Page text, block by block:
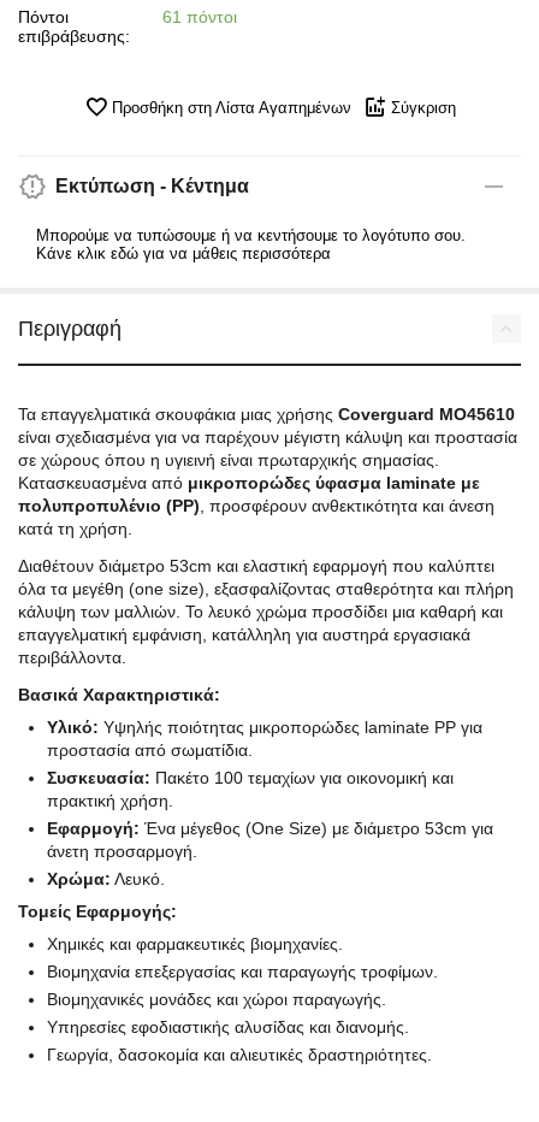
Πόντοι
επιβράβευσης:
61 πόντοι
Προσθήκη στη Λίστα Αγαπημένων Σύγκριση
Εκτύπωση - Κέντημα
Μπορούμε να τυπώσουμε ή να κεντήσουμε το λογότυπο σου.
Κάνε κλικ εδώ για να μάθεις περισσότερα
Περιγραφή
Τα επαγγελματικά σκουφάκια μιας χρήσης Coverguard MO45610
είναι σχεδιασμένα για να παρέχουν μέγιστη κάλυψη και προστασία
σε χώρους όπου η υγιεινή είναι πρωταρχικής σημασίας.
Κατασκευασμένα από μικροπορώδες ύφασμα laminate με
πολυπροπυλένιο (PP) , προσφέρουν ανθεκτικότητα και άνεση
κατά τη χρήση.
Διαθέτουν διάμετρο 53cm και ελαστική εφαρμογή που καλύπτει
όλα τα μεγέθη (one size), εξασφαλίζοντας σταθερότητα και πλήρη
κάλυψη των μαλλιών. Το λευκό χρώμα προσδίδει μια καθαρή και
επαγγελματική εμφάνιση, κατάλληλη για αυστηρά εργασιακά
περιβάλλοντα.
Βασικά Χαρακτηριστικά:
Υλικό: Υψηλής ποιότητας μικροπορώδες laminate PP για
προστασία από σωματίδια.
Συσκευασία: Πακέτο 100 τεμαχίων για οικονομική και
πρακτική χρήση.
Εφαρμογή: Ένα μέγεθος (One Size) με διάμετρο 53cm για
άνετη προσαρμογή.
Χρώμα: Λευκό.
Τομείς Εφαρμογής:
Χημικές και φαρμακευτικές βιομηχανίες.
Βιομηχανία επεξεργασίας και παραγωγής τροφίμων.
Βιομηχανικές μονάδες και χώροι παραγωγής.
Υπηρεσίες εφοδιαστικής αλυσίδας και διανομής.
Γεωργία, δασοκομία και αλιευτικές δραστηριότητες.